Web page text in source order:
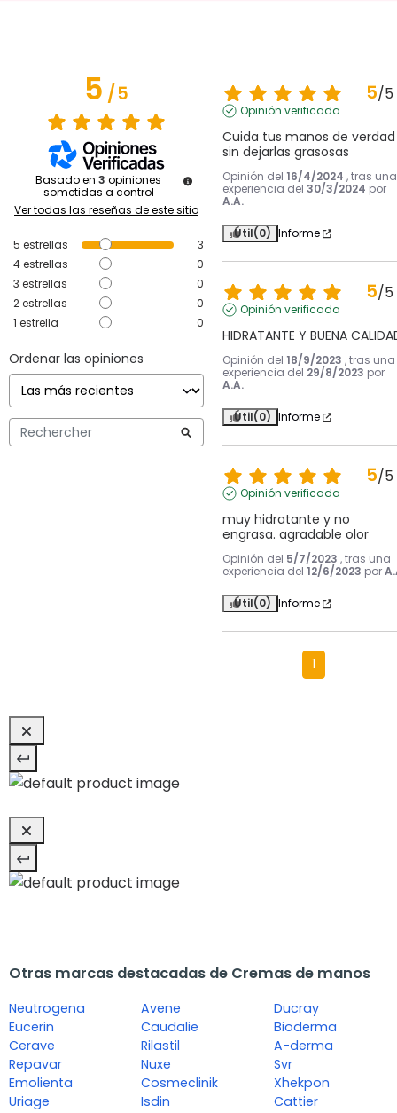
5/5
Basado en 3 opiniones
sometidas a control
Ver todas las reseñas de este sitio
5 estrellas
3
4estrellas
0
3 estrellas
0
2estrellas
0
1 estrella 0
Ordenar las opiniones
5/5
Opinión verificada
Cuida tus manos de verdad
sin dejarlas grasosas
Opinión del 16/4/2024 , tras una
experiencia del 30/3/2024 por
A.A.
Útil(0) Informe
5/5
Opinión verificada
HIDRATANTE Y BUENA
Opinión del 18/9/2023 , tras una
experiencia del 29/8/2023 por
A.A.
Útil(0) Informe
5/5
Opinión verificada
muy hidratante y no
engrasa. agradable olor
Opinión del 5/7/2023 , tras una
experiencia del 12/6/2023 por
Útil(0) Informe
1
Otras marcas destacadas de Cremas de manos
Neutrogena
Eucerin
Cerave
Repavar
Emolienta
Uriage
Avene
Caudalie
Rilastil
Nuxe
Cosmeclinik
Isdin
Ducray
Bioderma
A-derma
Svr
Xhekpon
Cattier